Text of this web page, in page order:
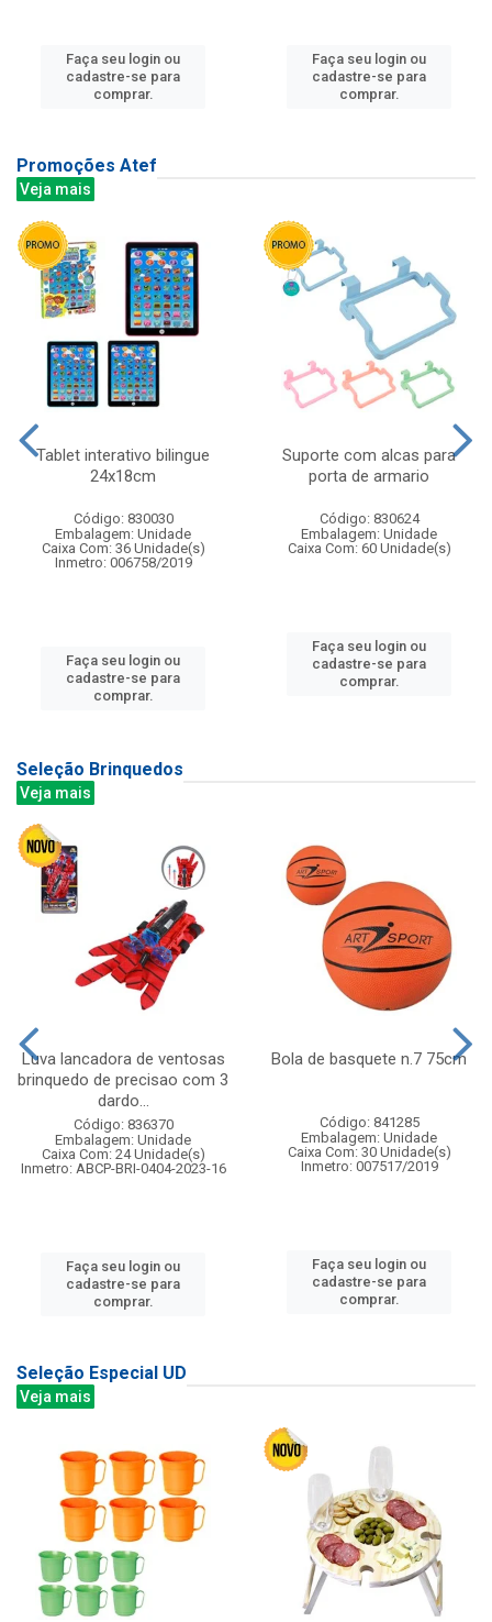
Faça seu login ou
cadastre-se para
comprar.
Faça seu login ou
cadastre-se para
comprar.
Promoções Atef
Veja mais
Tablet interativo bilingue
24x18cm
Código: 830030
Embalagem: Unidade
Caixa Com: 36 Unidade(s)
Inmetro: 006758/2019
Faça seu login ou
cadastre-se para
comprar.
Suporte com alcas para
porta de armario
Código: 830624
Embalagem: Unidade
Caixa Com: 60 Unidade(s)
Faça seu login ou
cadastre-se para
comprar.
Seleção Brinquedos
Veja mais
Luva lancadora de ventosas
brinquedo de precisao com 3
dardo...
Código: 836370
Embalagem: Unidade
Caixa Com: 24 Unidade(s)
Inmetro: ABCP-BRI-0404-2023-16
Faça seu login ou
cadastre-se para
comprar.
Bola de basquete n.7 75cm
Código: 841285
Embalagem: Unidade
Caixa Com: 30 Unidade(s)
Inmetro: 007517/2019
Faça seu login ou
cadastre-se para
comprar.
Seleção Especial UD
Veja mais